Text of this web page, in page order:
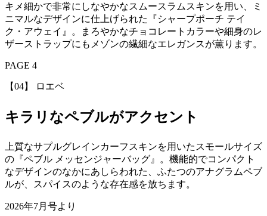
キメ細かで非常にしなやかなスムースラムスキンを用い、ミ
ニマルなデザインに仕上げられた『シャープポーチ テイ
ク・アウェイ』。まろやかなチョコレートカラーや細身のレ
ザーストラップにもメゾンの繊細なエレガンスが薫ります。
PAGE 4
【04】 ロエベ
キラリなペブルがアクセント
上質なサプルグレインカーフスキンを用いたスモールサイズ
の『ペブル メッセンジャーバッグ』。機能的でコンパクト
なデザインのなかにあしらわれた、ふたつのアナグラムペブ
ルが、スパイスのような存在感を放ちます。
2026年7月号より